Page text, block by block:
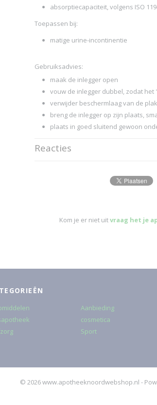
absorptiecapaciteit, volgens ISO
Toepassen bij:
matige urine-incontinentie
Gebruiksadvies:
maak de inlegger open
vouw de inlegger dubbel, zodat
verwijder beschermlaag van de
breng de inlegger op zijn plaats,
plaats in goed sluitend gewoon
Reacties
Kom je er niet uitvraag het je
Aanbieding
cosmetica
Sport
© 2026 www.apotheeknoordwebshop.nl -